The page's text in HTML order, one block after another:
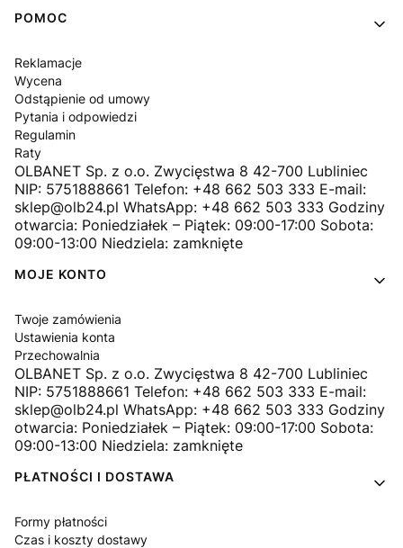
Linki w stopce
POMOC
Reklamacje
Wycena
Odstąpienie od umowy
Pytania i odpowiedzi
Regulamin
Raty
OLBANET Sp. z o.o. Zwycięstwa 8 42-700 Lubliniec
NIP: 5751888661 Telefon: +48 662 503 333 E-mail:
sklep@olb24.pl WhatsApp: +48 662 503 333 Godziny
otwarcia: Poniedziałek – Piątek: 09:00-17:00 Sobota:
09:00-13:00 Niedziela: zamknięte
MOJE KONTO
Twoje zamówienia
Ustawienia konta
Przechowalnia
OLBANET Sp. z o.o. Zwycięstwa 8 42-700 Lubliniec
NIP: 5751888661 Telefon: +48 662 503 333 E-mail:
sklep@olb24.pl WhatsApp: +48 662 503 333 Godziny
otwarcia: Poniedziałek – Piątek: 09:00-17:00 Sobota:
09:00-13:00 Niedziela: zamknięte
PŁATNOŚCI I DOSTAWA
Formy płatności
Czas i koszty dostawy